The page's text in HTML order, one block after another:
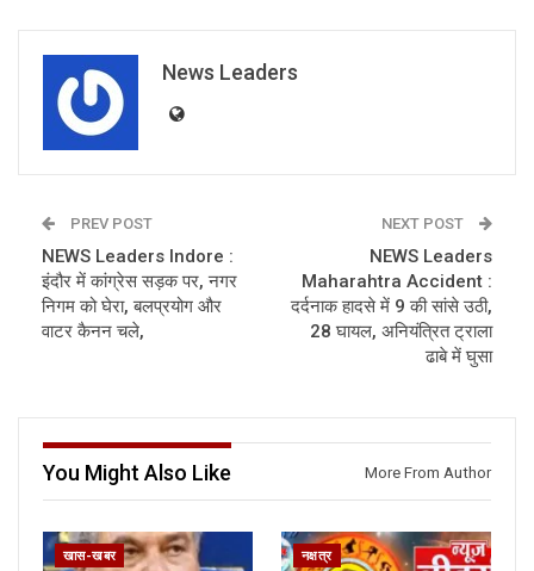
News Leaders
PREV POST
NEWS Leaders Indore :
इंदौर में कांग्रेस सड़क पर, नगर
निगम को घेरा, बलप्रयोग और
वाटर कैनन चले,
NEXT POST
NEWS Leaders
Maharahtra Accident :
दर्दनाक हादसे में 9 की सांसे उठी,
28 घायल, अनियंत्रित ट्राला
ढाबे में घुसा
You Might Also Like More From Author
खास-खबर नक्षत्र